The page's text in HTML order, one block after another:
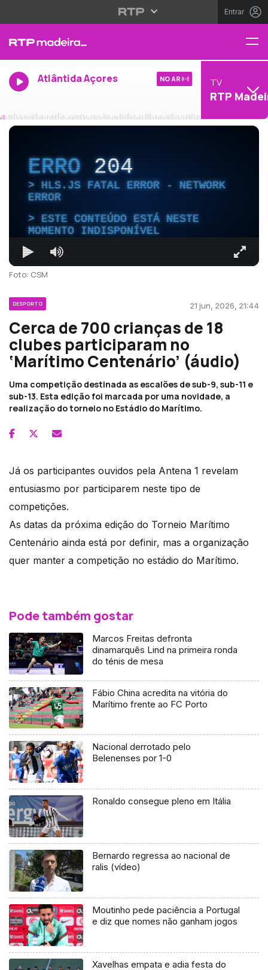
Entrar
Atlântida Açores NO AR TV
RTP
ERRO204
HLS.JS FATAL ERROR - NETWORK
ERROR
ESTE CONTEÚDO ESTÁ NESTE
MOMENTO INDISPONÍVEL
Foto: CSM
DESPORTO 21 jun, 2026, 21:44
Cerca de 700 crianças de 18
clubes participaram no
‘Marítimo Centenário’ (áudio)
Uma competição destinada as escalões de sub-9, sub-11 e
sub-13. Esta edição foi marcada por uma novidade, a
realização do torneio no Estádio do Marítimo.
Já os participantes ouvidos pela Antena 1 revelam
entusiasmo por participarem neste tipo de
competições.
As datas da próxima edição do Torneio Marítimo
Centenário ainda está por definir, mas a organização
quer manter a competição no estádio do Marítimo.
Pode também gostar
Marcos Freitas defronta
dinamarquês Lind na primeira ronda
do ténis de mesa
Fábio China acredita na vitória do
Marítimo frente ao FC Porto
Nacional derrotado pelo
Belenenses por 1-0
Ronaldo consegue pleno em Itália
Bernardo regressa ao nacional de
ralis (vídeo)
Moutinho pede paciência a Portugal
e diz que nomes não ganham jogos
Xavelhas empata e adia festa do